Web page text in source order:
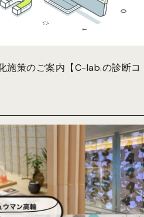
施策のご案内【C-lab.の診断コ